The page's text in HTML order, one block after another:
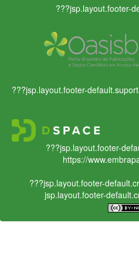
???jsp.layout.footer-
???jsp.layout.footer-
???jsp.layout.footer-
https://
???jsp.layout.footer-
jsp.layout.footer-